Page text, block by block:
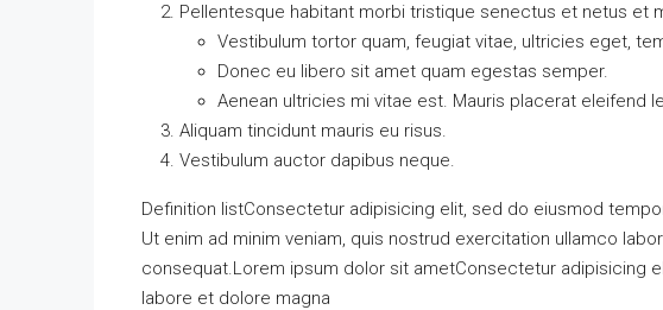
Pellentesque habitant morbi tristique senectus et netus et
Vestibulum tortor quam, feugiat vitae, ultricies eget,
Donec eu libero sit amet quam egestas semper.
Aenean ultricies mi vitae est. Mauris placerat eleifend
Aliquam tincidunt mauris eu risus.
Vestibulum auctor dapibus neque.
Definition listConsectetur adipisicing elit, sed do eiusmod
Ut enim ad minim veniam, quis nostrud exercitation ullamco
consequat.Lorem ipsum dolor sit ametConsectetur adipisicing
labore et dolore magna